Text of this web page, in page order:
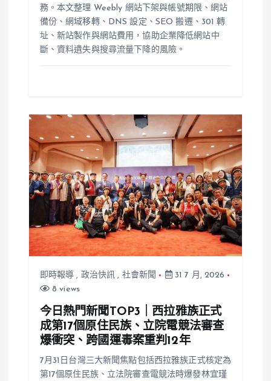
務。本文整理 Weebly 網站下架與帳號期限、網站
備份、網域移轉、DNS 設定、SEO 搬遷、301 轉
址、新站製作與網站費用，協助企業降低網站中
斷、資料遺失與搜尋流量下降的風險。
即時報導 , 政治快訊 , 社會新聞
31 7 月, 2026
8 views
今日熱門新聞TOP3｜西拉雅族正式
成第17個原住民族、立院電競法審查
爆衝突、跨國運毒案重判12年
7月31日台灣三大新聞焦點包括西拉雅族正式核定為
第17個原住民族、立法院審查電競法時爆發林宜瑾